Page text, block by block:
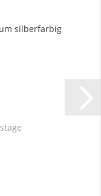
silberfarbig